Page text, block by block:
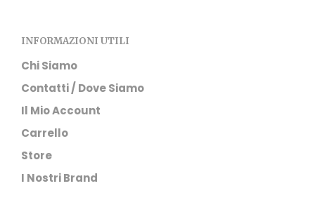
INFORMAZIONI UTILI
Chi Siamo
Contatti / Dove Siamo
Il Mio Account
Carrello
Store
I Nostri Brand